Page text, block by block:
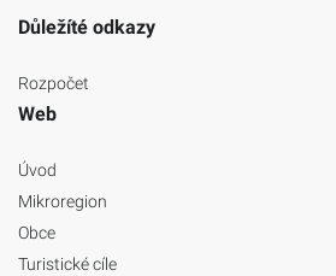
Důležíté odkazy
Rozpočet
Web
Úvod
Mikroregion
Obce
Turistické cíle